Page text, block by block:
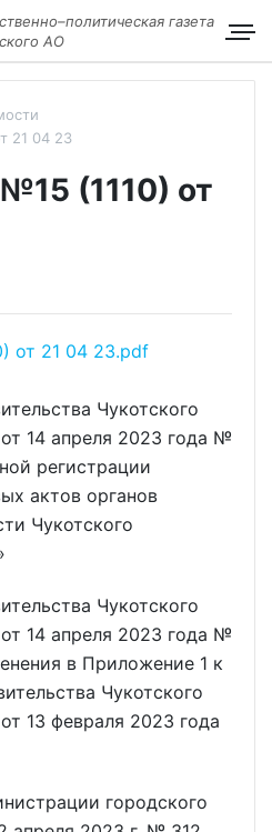
газета
АО
21 04 23
(1110) от
от 21 04 23.pdf
Чукотского
14 апреля 2023 года №
регистрации
актов органов
Чукотского
Чукотского
14 апреля 2023 года №
в Приложение 1 к
Чукотского
13 февраля 2023 года
городского